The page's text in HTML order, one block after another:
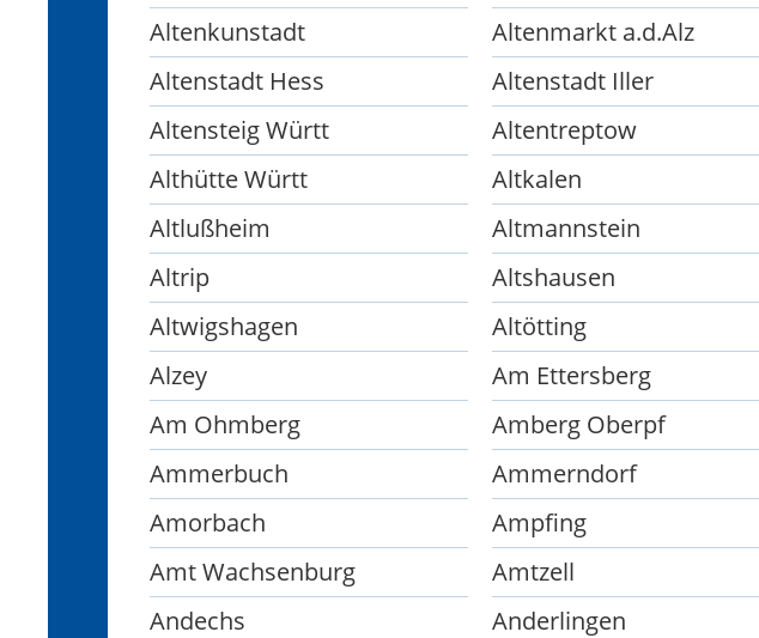
Altenkunstadt
Altenmarkt a.d.Alz
Altenstadt Hess
Altenstadt Iller
Altensteig Württ
Altentreptow
Althütte Württ
Altkalen
Altlußheim
Altmannstein
Altrip
Altshausen
Altwigshagen
Altötting
Alzey
Am Ettersberg
Am Ohmberg
Amberg Oberpf
Ammerbuch
Ammerndorf
Amorbach
Ampfing
Amt Wachsenburg
Amtzell
Andechs
Anderlingen